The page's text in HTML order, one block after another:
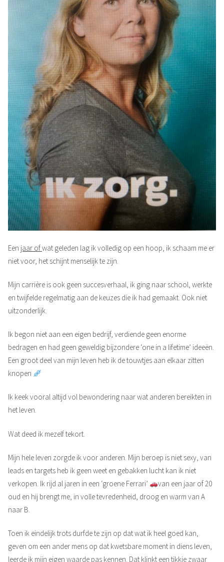
Een jaar ofwat geleden lag ik volledig op een hoop, ik schaam me er
niet voor, het schijnt menselijk te zijn.
Mijn carrière is ook geen succesverhaal, ik ging naar school, werkte
en twijfelde regelmatig aan de keuzes die ik had gemaakt. Ook niet
uitzonderlijk.
Ik begon niet aan een eigen bedrijf, verdiende geen enorme
bedragen en had geen geweldig bijzondere ‘one in a lifetime’ ideeën.
Een groot deel van mijn leven heb ik de touwtjes aan elkaar zitten
knopen
Ik keek vooral altijd vol bewondering naar wat anderen bereikten in
het leven.
Wat deed ik mezelf tekort.
Mijn hele leven zorgde ik voor anderen. Mijn beroep is niet sexy, van
leads en targets heb ik geen weet en gebakken lucht kan ik niet
verkopen. Ik rijd al jaren in een ‘groene Ferrari’
van een jaar of 20
oud en hij brengt me, in volle tevredenheid, droog en warm van A
naar B.
Toen ik eindelijk trots durfde te zijn op dat wat ik heel goed kan,
geven om een ander mens op dat kwetsbare moment in diens leven,
leerde ik mijn eigen waarde pas kennen. Dat klinkt een tikkie zwaar